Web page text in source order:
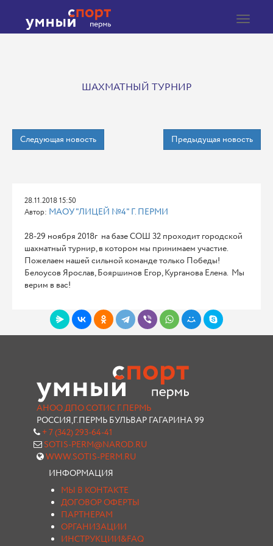
Toggle
ШАХМАТНЫЙ ТУРНИР
Следующая новость Предыдущая новость
28.11.2018 15:50
Автор: МАОУ "ЛИЦЕЙ №4" Г. ПЕРМИ
28-29 ноября 2018г на базе СОШ 32 проходит городской
шахматный турнир, в котором мы принимаем участие.
Пожелаем нашей сильной команде только Победы!
Белоусов Ярослав, Бояршинов Егор, Курганова Елена. Мы
верим в вас!
АНОО ДПО СОТИС Г.ПЕРМЬ
РОССИЯ,Г.ПЕРМЬ БУЛЬВАР ГАГАРИНА 99
+ 7 (342) 293-64-41
SOTIS-PERM@NAROD.RU
WWW.SOTIS-PERM.RU
ИНФОРМАЦИЯ
МЫ В КОНТАКТЕ
ДОГОВОР ОФЕРТЫ
ПАРТНЕРАМ
ОРГАНИЗАЦИИ
ИНСТРУКЦИИ&FAQ